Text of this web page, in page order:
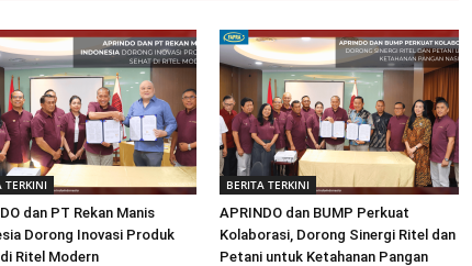
TERKINI
dan PT Rekan Manis
Dorong Inovasi Produk
Ritel Modern
BERITA TERKINI
APRINDO dan BUMP Perkuat
Kolaborasi, Dorong Sinergi Ritel dan
Petani untuk Ketahanan Pangan